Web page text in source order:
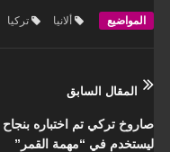
المواضيع ألانيا تركيا
المقال السابق
صاروخ تركي تم اختباره بنجاح
ليستخدم في “مهمة القمر”